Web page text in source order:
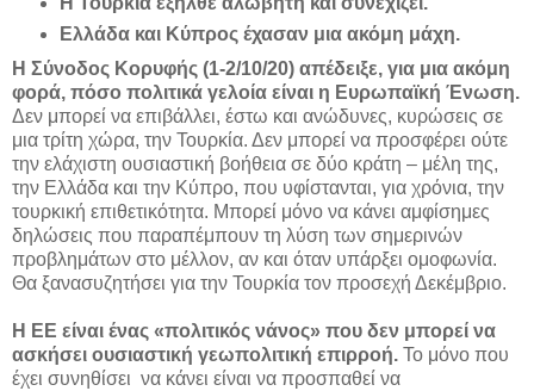
Ελλάδα και Κύπρος έχασαν μια ακόμη μάχη.
Η Σύνοδος Κορυφής (1-2/10/20) απέδειξε, για μια ακόμη
φορά, πόσο πολιτικά γελοία είναι η Ευρωπαϊκή Ένωση.
Δεν μπορεί να επιβάλλει, έστω και ανώδυνες, κυρώσεις σε
μια τρίτη χώρα, την Τουρκία. Δεν μπορεί να προσφέρει ούτε
την ελάχιστη ουσιαστική βοήθεια σε δύο κράτη – μέλη της,
την Ελλάδα και την Κύπρο, που υφίστανται, για χρόνια, την
τουρκική επιθετικότητα. Μπορεί μόνο να κάνει αμφίσημες
δηλώσεις που παραπέμπουν τη λύση των σημερινών
προβλημάτων στο μέλλον, αν και όταν υπάρξει ομοφωνία.
Θα ξανασυζητήσει για την Τουρκία τον προσεχή Δεκέμβριο.
Η ΕΕ είναι ένας «πολιτικός νάνος» που δεν μπορεί να
ασκήσει ουσιαστική γεωπολιτική επιρροή. Το μόνο που
έχει συνηθίσει να κάνει είναι να προσπαθεί να